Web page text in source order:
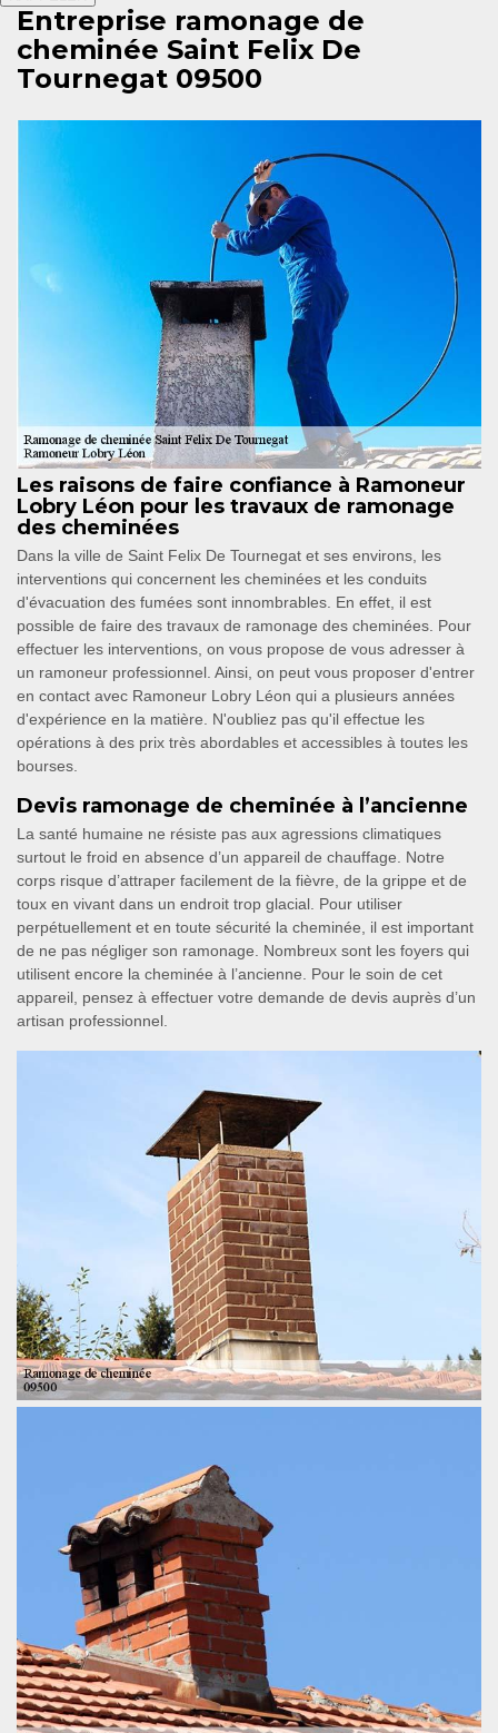
Entreprise ramonage de
cheminée Saint Felix De
Tournegat 09500
Les raisons de faire confiance à Ramoneur
Lobry Léon pour les travaux de ramonage
des cheminées
Dans la ville de Saint Felix De Tournegat et ses environs, les
interventions qui concernent les cheminées et les conduits
d'évacuation des fumées sont innombrables. En effet, il est
possible de faire des travaux de ramonage des cheminées. Pour
effectuer les interventions, on vous propose de vous adresser à
un ramoneur professionnel. Ainsi, on peut vous proposer d'entrer
en contact avec Ramoneur Lobry Léon qui a plusieurs années
d'expérience en la matière. N'oubliez pas qu'il effectue les
opérations à des prix très abordables et accessibles à toutes les
bourses.
Devis ramonage de cheminée à l’ancienne
La santé humaine ne résiste pas aux agressions climatiques
surtout le froid en absence d’un appareil de chauffage. Notre
corps risque d’attraper facilement de la fièvre, de la grippe et de
toux en vivant dans un endroit trop glacial. Pour utiliser
perpétuellement et en toute sécurité la cheminée, il est important
de ne pas négliger son ramonage. Nombreux sont les foyers qui
utilisent encore la cheminée à l’ancienne. Pour le soin de cet
appareil, pensez à effectuer votre demande de devis auprès d’un
artisan professionnel.